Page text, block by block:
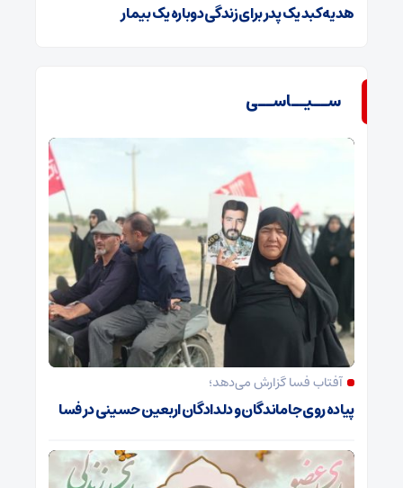
هدیه کبد یک پدر برای زندگی دوباره یک بیمار
ســیــاســی
آفتاب فسا گزارش می‌دهد؛
پیاده روی جاماندگان و دلدادگان اربعین حسینی در فسا